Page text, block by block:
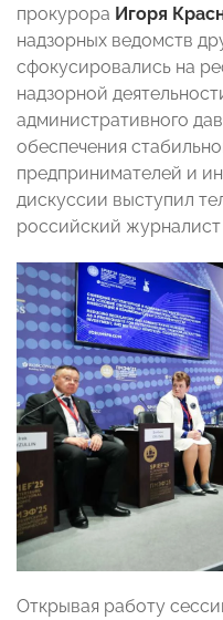
прокурора Игоря
надзорных ведомств
сфокусировались на
надзорной
административного
обеспечения
предпринимателей и
дискуссии выступил
российский журналист
Открывая работу